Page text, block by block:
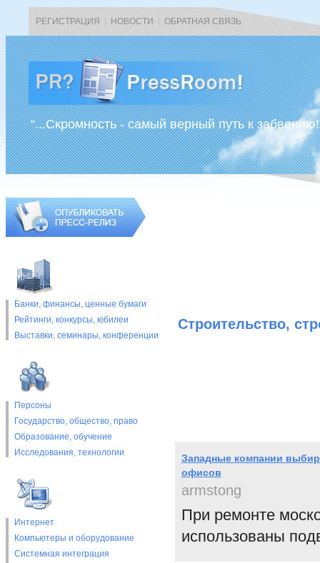
РЕГИСТРАЦИЯ НОВОСТИ ОБРАТНАЯ СВЯЗЬ
“...Скромность - самый верный путь к
Банки, финансы, ценные бумаги
Рейтинги, конкурсы, юбилеи
Выставки, cеминары, конференции
Персоны
Государство, общество, право
Образование, обучение
Исследования, технологии
Интернет
Компьютеры и оборудование
Системная интеграция
Строительство,
Западные компании
офисов
armstong
При ремонте
использованы